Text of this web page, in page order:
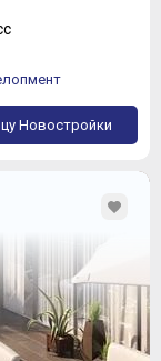
Новостройки